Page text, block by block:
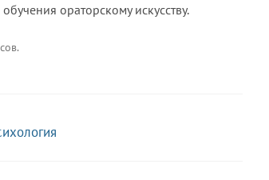
ораторскому искусству.